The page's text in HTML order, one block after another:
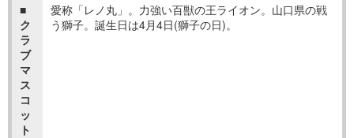
■
ク
ラ
ブ
マ
ス
コ
ッ
ト
愛称「レノ丸」。力強い百獣の王ライオン。山口県の戦
う獅子。誕生日は4月4日(獅子の日)。